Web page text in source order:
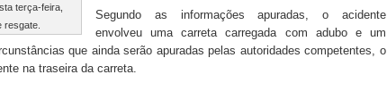
terça-feira,
resgate.
Segundo as informações apuradas, o acidente
envolveu uma carreta carregada com adubo e um
que ainda serão apuradas pelas autoridades competentes, o
na traseira da carreta.